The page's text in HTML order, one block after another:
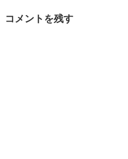
コメントを残す